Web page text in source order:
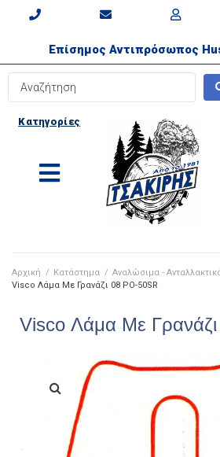
Επίσημος Αντιπρόσωπος
Κατηγορίες
Αρχική / Κατάστημα / Αναλώσιμα -
Visco Λάμα Με Γρανάζι 08 PO-50SR
Visco Λάμα Με